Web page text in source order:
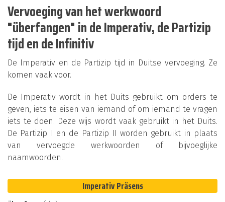
Vervoeging van het werkwoord
"überfangen" in de Imperativ, de Partizip
tijd en de Infinitiv
De Imperativ en de Partizip tijd in Duitse vervoeging. Ze
komen vaak voor.
De Imperativ wordt in het Duits gebruikt om orders te
geven, iets te eisen van iemand of om iemand te vragen
iets te doen. Deze wijs wordt vaak gebruikt in het Duits.
De Partizip I en de Partizip II worden gebruikt in plaats
van vervoegde werkwoorden of bijvoeglijke
naamwoorden.
Imperativ Präsens